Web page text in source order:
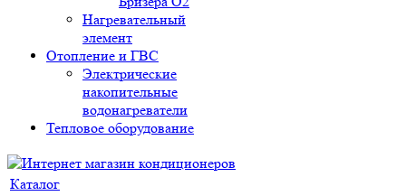
Нагревательный
элемент
Отопление и ГВС
Электрические
накопительные
водонагреватели
Тепловое оборудование
Каталог